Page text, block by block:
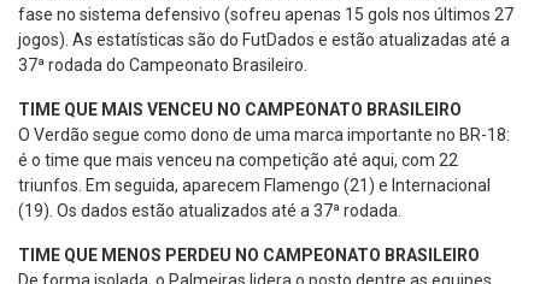
fase no sistema defensivo (sofreu apenas 15 gols nos últimos 27
jogos). As estatísticas são do FutDados e estão atualizadas até a
37ª rodada do Campeonato Brasileiro.
TIME QUE MAIS VENCEU NO CAMPEONATO BRASILEIRO
O Verdão segue como dono de uma marca importante no BR-18:
é o time que mais venceu na competição até aqui, com 22
triunfos. Em seguida, aparecem Flamengo (21) e Internacional
(19). Os dados estão atualizados até a 37ª rodada.
TIME QUE MENOS PERDEU NO CAMPEONATO BRASILEIRO